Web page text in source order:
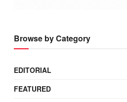
Browse by Category
EDITORIAL
FEATURED